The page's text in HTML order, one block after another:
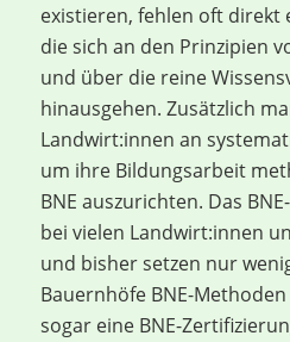
existieren, fehlen oft direkt
die sich an den Prinzipien
und über die reine
hinausgehen. Zusätzlich
Landwirt:innen an
um ihre Bildungsarbeit
BNE auszurichten. Das
bei vielen Landwirt:innen
und bisher setzen nur
Bauernhöfe BNE-
sogar eine BNE-